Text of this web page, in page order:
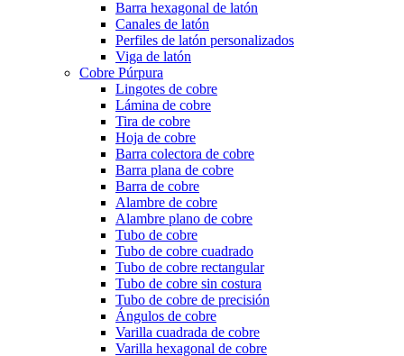
Barra hexagonal de latón
Canales de latón
Perfiles de latón personalizados
Viga de latón
Cobre Púrpura
Lingotes de cobre
Lámina de cobre
Tira de cobre
Hoja de cobre
Barra colectora de cobre
Barra plana de cobre
Barra de cobre
Alambre de cobre
Alambre plano de cobre
Tubo de cobre
Tubo de cobre cuadrado
Tubo de cobre rectangular
Tubo de cobre sin costura
Tubo de cobre de precisión
Ángulos de cobre
Varilla cuadrada de cobre
Varilla hexagonal de cobre